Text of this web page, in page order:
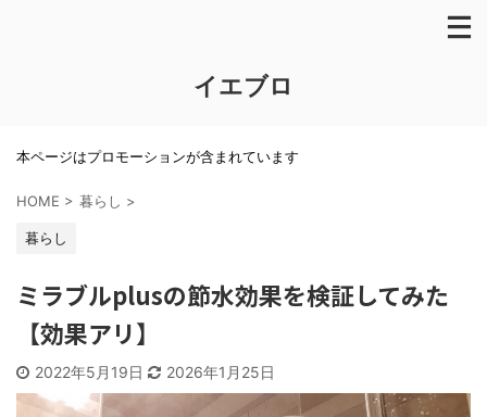
イエブロ
本ページはプロモーションが含まれています
HOME > 暮らし >
暮らし
ミラブルplusの節水効果を検証してみた
【効果アリ】
2022年5月19日 2026年1月25日